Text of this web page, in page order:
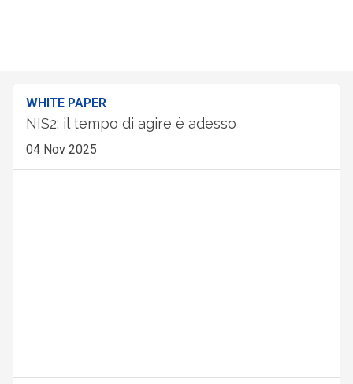
WHITE PAPER
NIS2: il tempo di agire è adesso
04 Nov 2025